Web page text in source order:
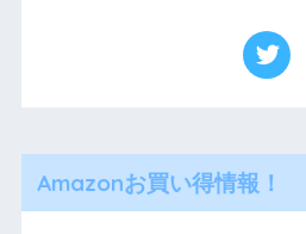
Amazonお買い得情報！